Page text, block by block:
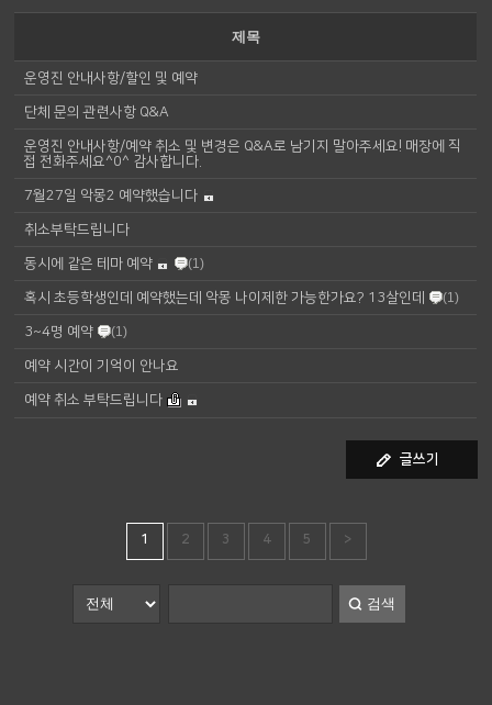
제목
운영진 안내사항/할인 및 예약
단체 문의 관련사항 Q&A
운영진 안내사항/예약 취소 및 변경은 Q&A로 남기지 말아주세요! 매장에 직
접 전화주세요^0^ 감사합니다.
7월27일 악몽2 예약했습니다
취소부탁드립니다
동시에 같은 테마 예약 (1)
혹시 초등학생인데 예약했는데 악몽 나이제한 가능한가요? 13살인데 (1)
3~4명 예약 (1)
예약 시간이 기억이 안나요
예약 취소 부탁드립니다
글쓰기
1 2 3 4 5 >
검색